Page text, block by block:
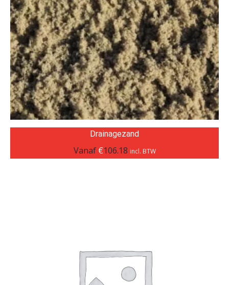
Drainagezand
Vanaf €106.18 incl. BTW